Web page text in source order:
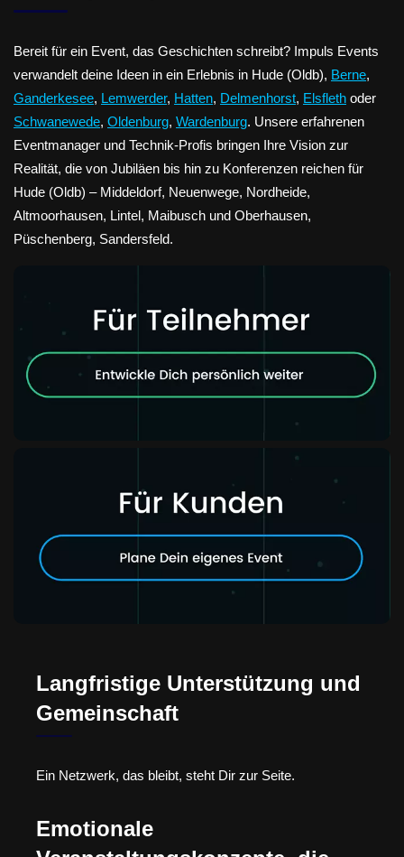
Bereit für ein Event, das Geschichten schreibt? Impuls Events
verwandelt deine Ideen in ein Erlebnis in Hude (Oldb), Berne,
Ganderkesee, Lemwerder, Hatten, Delmenhorst, Elsfleth oder
Schwanewede, Oldenburg, Wardenburg. Unsere erfahrenen
Eventmanager und Technik-Profis bringen Ihre Vision zur
Realität, die von Jubiläen bis hin zu Konferenzen reichen für
Hude (Oldb) – Middeldorf, Neuenwege, Nordheide,
Altmoorhausen, Lintel, Maibusch und Oberhausen,
Püschenberg, Sandersfeld.
Langfristige Unterstützung und
Gemeinschaft
Ein Netzwerk, das bleibt, steht Dir zur Seite.
Emotionale